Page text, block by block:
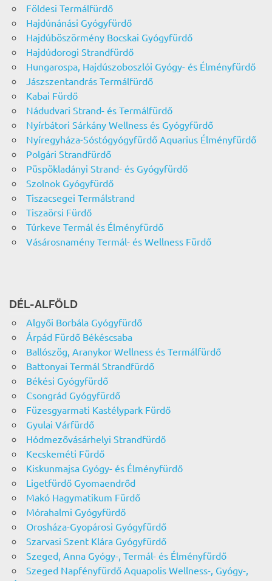
Földesi Termálfürdő
Hajdúnánási Gyógyfürdő
Hajdúböszörmény Bocskai Gyógyfürdő
Hajdúdorogi Strandfürdő
Hungarospa, Hajdúszoboszlói Gyógy- és Élményfürdő
Jászszentandrás Termálfürdő
Kabai Fürdő
Nádudvari Strand- és Termálfürdő
Nyírbátori Sárkány Wellness és Gyógyfürdő
Nyíregyháza-Sóstógyógyfürdő Aquarius Élményfürdő
Polgári Strandfürdő
Püspökladányi Strand- és Gyógyfürdő
Szolnok Gyógyfürdő
Tiszacsegei Termálstrand
Tiszaörsi Fürdő
Túrkeve Termál és Élményfürdő
Vásárosnamény Termál- és Wellness Fürdő
DÉL-ALFÖLD
Algyői Borbála Gyógyfürdő
Árpád Fürdő Békéscsaba
Ballószög, Aranykor Wellness és Termálfürdő
Battonyai Termál Strandfürdő
Békési Gyógyfürdő
Csongrád Gyógyfürdő
Füzesgyarmati Kastélypark Fürdő
Gyulai Várfürdő
Hódmezővásárhelyi Strandfürdő
Kecskeméti Fürdő
Kiskunmajsa Gyógy- és Élményfürdő
Ligetfürdő Gyomaendrőd
Makó Hagymatikum Fürdő
Mórahalmi Gyógyfürdő
Orosháza-Gyopárosi Gyógyfürdő
Szarvasi Szent Klára Gyógyfürdő
Szeged, Anna Gyógy-, Termál- és Élményfürdő
Szeged Napfényfürdő Aquapolis Wellness-, Gyógy-,